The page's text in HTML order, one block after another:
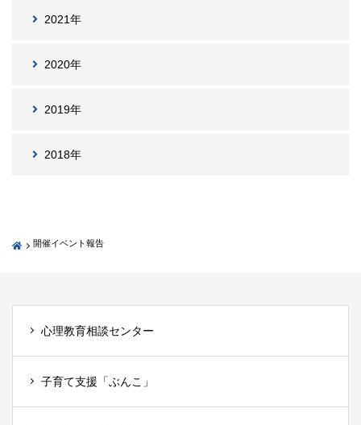
2021年
2020年
2019年
2018年
開催イベント報告
心理教育相談センター
子育て支援「ぶんこ」